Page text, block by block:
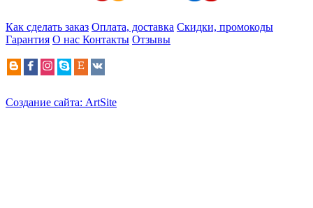
Как сделать заказ Оплата, доставка Скидки, промокоды
Гарантия О нас Контакты Отзывы
Создание сайта: ArtSite